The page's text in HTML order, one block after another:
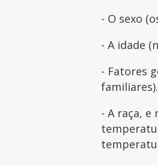
- O sexo
- A idade
- Fatores
familiares).
- A raça,